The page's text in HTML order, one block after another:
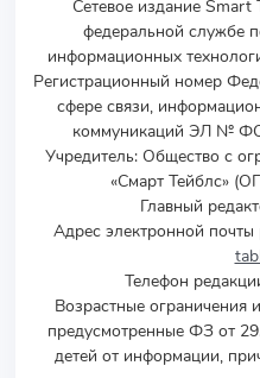
Сетевое издание Smart
федеральной службе
информационных
Регистрационный номер
сфере связи,
коммуникаций ЭЛ №
Учредитель: Общество с
«Смарт Тейблс»
Главный
Адрес электронной почты
Телефон
Возрастные
предусмотренные ФЗ от
детей от информации,